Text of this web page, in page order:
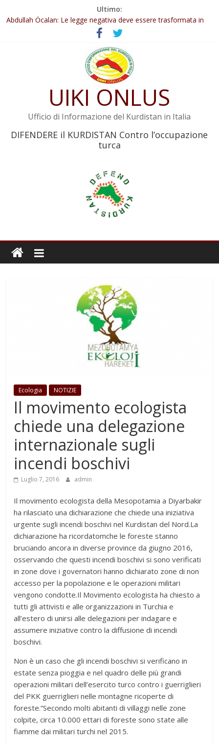
Ultimo:
Il KNK chiede un’azione internazionale contro i crimini di guerra
Abdullah Öcalan: Le legge negativa deve essere trasformata in
Inizia la seconda fase del processo
Commissione donne del KNK: Şengal è di nuovo sotto minaccia
Non tenere conto della situazione di Rêber Apo ostacolerebbe
l’attuazione della leggeUIKI ONLUS
Ufficio di Informazione del Kurdistan in Italia
DIFENDERE il KURDISTAN Contro l’occupazione
turca
Ecologia NOTIZIE
Il movimento ecologista
chiede una delegazione
internazionale sugli
incendi boschivi
Luglio 7, 2016 admin
Il movimento ecologista della Mesopotamia a Diyarbakir
ha rilasciato una dichiarazione che chiede una iniziativa
urgente sugli incendi boschivi nel Kurdistan del Nord.La
dichiarazione ha ricordatomche le foreste stanno
bruciando ancora in diverse province da giugno 2016,
osservando che questi incendi boschivi si sono verificati
in zone dove i governatori hanno dichiarato zone di non
accesso per la popolazione e le operazioni militari
vengono condotte.Il Movimento ecologista ha chiesto a
tutti gli attivisti e alle organizzazioni in Turchia e
all’estero di unirsi alle delegazioni per indagare e
assumere iniziative contro la diffusione di incendi
boschivi.
Non è un caso che gli incendi boschivi si verificano in
estate senza pioggia e nel quadro delle più grandi
operazioni militari dell’esercito turco contro i guerriglieri
del PKK guerriglieri nelle montagne ricoperte di
foreste.”Secondo molti abitanti di villaggi nelle zone
colpite, circa 10.000 ettari di foreste sono state alle
fiamme dai militari turchi nel 2015.